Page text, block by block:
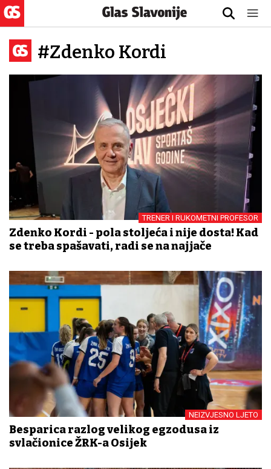
#Zdenko Kordi
TRENER I RUKOMETNI PROFESOR
Zdenko Kordi - pola stoljeća i nije dosta! Kad
se treba spašavati, radi se na najjače
NEIZVJESNO LJETO
Besparica razlog velikog egzodusa iz
svlačionice ŽRK-a Osijek